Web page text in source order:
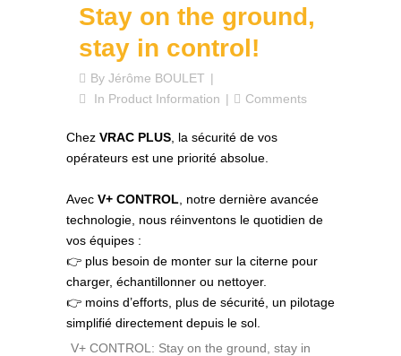
Stay on the ground,
stay in control!
By Jérôme BOULET
In Product Information Comments
Chez VRAC PLUS , la sécurité de vos
opérateurs est une priorité absolue.
Avec V+ CONTROL , notre dernière avancée
technologie, nous réinventons le quotidien de
vos équipes :
👉 plus besoin de monter sur la citerne pour
charger, échantillonner ou nettoyer.
👉 moins d’efforts, plus de sécurité, un pilotage
simplifié directement depuis le sol.
V+ CONTROL: Stay on the ground, stay in